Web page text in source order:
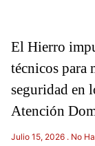
El Hierro
técnicos para
seguridad en
Atención
Julio 15, 2026 No